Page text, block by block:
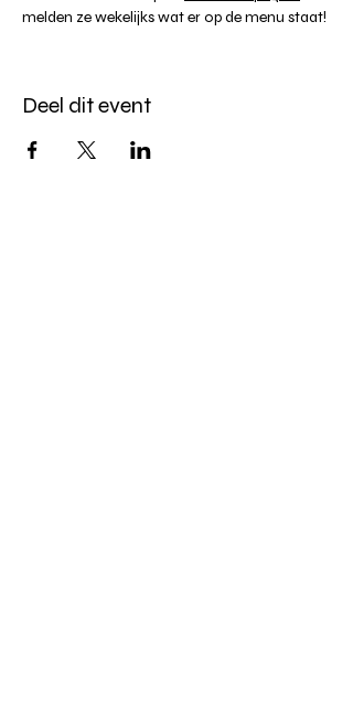
melden ze wekelijks wat er op de menu staat!
Deel dit event